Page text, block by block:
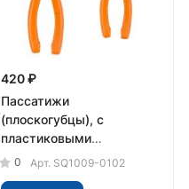
420 ₽
Пассатижи
(плоскогубцы), с
пластиковыми
рукоятками,
0 Арт. SQ1009-0102